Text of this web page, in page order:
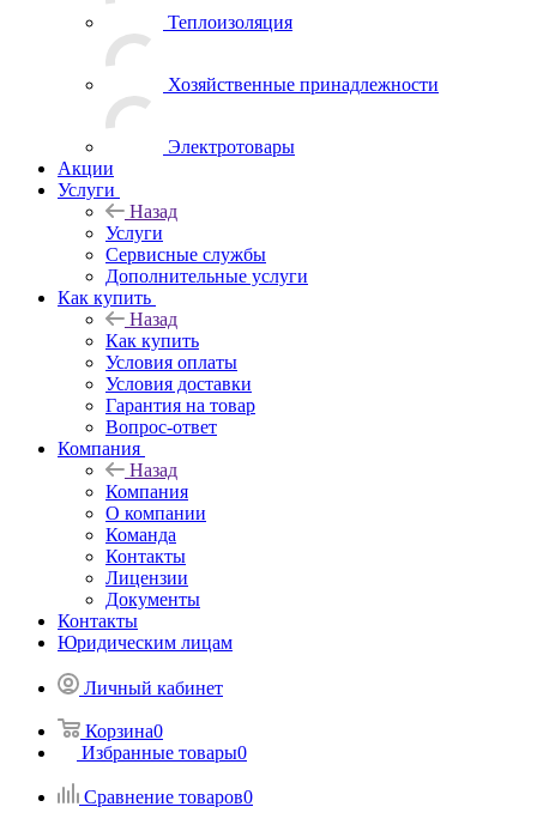
Теплоизоляция
Хозяйственные принадлежности
Электротовары
Акции
Услуги
Назад
Услуги
Сервисные службы
Дополнительные услуги
Как купить
Назад
Как купить
Условия оплаты
Условия доставки
Гарантия на товар
Вопрос-ответ
Компания
Назад
Компания
О компании
Команда
Контакты
Лицензии
Документы
Контакты
Юридическим лицам
Личный кабинет
Корзина0
Избранные товары0
Сравнение товаров0